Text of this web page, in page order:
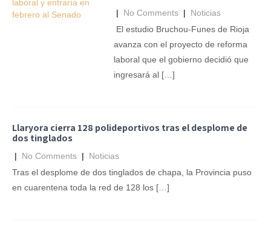
| No Comments | Noticias
El estudio Bruchou-Funes de Rioja
avanza con el proyecto de reforma
laboral que el gobierno decidió que
ingresará al […]
Llaryora cierra 128 polideportivos tras el desplome de
dos tinglados
| No Comments | Noticias
Tras el desplome de dos tinglados de chapa, la Provincia puso
en cuarentena toda la red de 128 los […]